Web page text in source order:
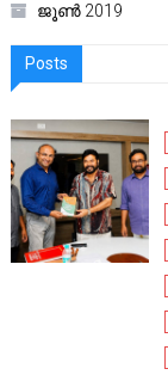
ജൂൺ 2019
Posts